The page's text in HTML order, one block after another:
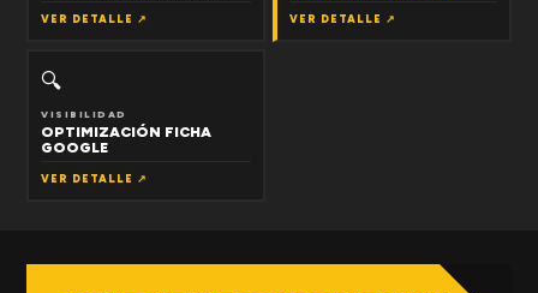
VER DETALLE ↗ VER DETALLE ↗
🔍
VISIBILIDAD
OPTIMIZACIÓN FICHA
GOOGLE
VER DETALLE ↗